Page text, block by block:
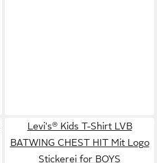
Levi's® Kids T-Shirt LVB
BATWING CHEST HIT Mit Logo
Stickerei for BOYS